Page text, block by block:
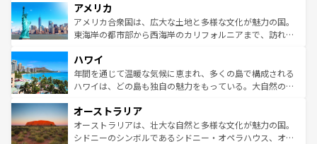
ンツ一覧を参照してほしい。
の建物がそのまま残る町や、スイスならではのユニークな
博物館もあり、アルプス観光だけでなく町歩きも満喫する
ことができる。国民の所得が高いため物価も高いが、旅行
ば市内交通費無料で観光を楽しむこともできる。 なお、新
着のスイス情報はコンテンツ一覧 を参照してほしい。
アメリカ
アメリカ合衆国は、広大な土地と多様な文化が魅力の国。
東海岸の都市部から西海岸のカリフォルニアまで、訪れる
のような巨大都市は、観光、ショッピング、エンターテイ
ンメントが詰まった刺激的なスポットだ。一方、アメリカ
西部には大自然が広がり、グランドキャニオンやイエロー
部のニューオーリンズでは、音楽と美食が融合した独特の
文化が魅力。旅行者はアメリカの各地域で異なる魅力を楽
しみながら、その多様性と豊かな歴史を感じることができ
ハワイ
年間を通じて温暖な気候に恵まれ、多くの島で構成される
ハワイは、どの島も独自の魅力をもっている。大自然の神
ワイ島は見逃せない。また、定番の観光地といえばオアフ
島だが、静かな自然を求めるならマウイ島やカウアイ島が
おすすめ。エメラルドグリーンに輝く海をはじめ、豊かな
オーストラリア
オーストラリアは、壮大な自然と多様な文化が魅力の国。
シドニーのシンボルであるシドニー・オペラハウス、オー